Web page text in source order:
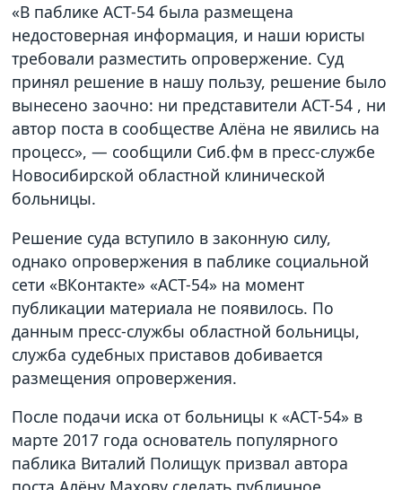
«В паблике АСТ-54 была размещена
недостоверная информация, и наши юристы
требовали разместить опровержение. Суд
принял решение в нашу пользу, решение было
вынесено заочно: ни представители АСТ-54 , ни
автор поста в сообществе Алёна не явились на
процесс», — сообщили Сиб.фм в пресс-службе
Новосибирской областной клинической
больницы.
Решение суда вступило в законную силу,
однако опровержения в паблике социальной
сети «ВКонтакте» «АСТ-54» на момент
публикации материала не появилось. По
данным пресс-службы областной больницы,
служба судебных приставов добивается
размещения опровержения.
После подачи иска от больницы к «АСТ-54» в
марте 2017 года основатель популярного
паблика Виталий Полищук призвал автора